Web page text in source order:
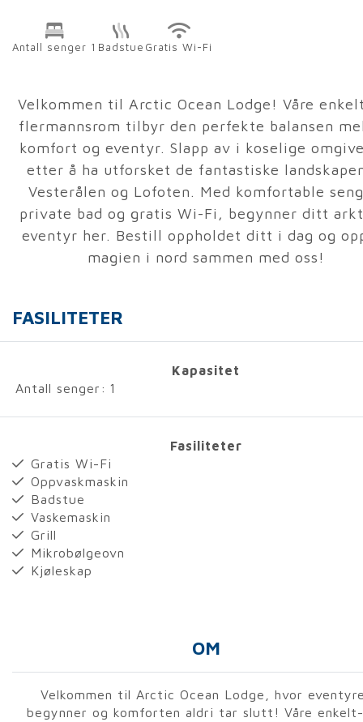
Antall senger 1 Badstue Gratis Wi-Fi
Velkommen til Arctic Ocean Lodge! Våre
flermannsrom tilbyr den perfekte balansen
komfort og eventyr. Slapp av i koselige
etter å ha utforsket de fantastiske
Vesterålen og Lofoten. Med komfortable
private bad og gratis Wi-Fi, begynner ditt
eventyr her. Bestill oppholdet ditt i dag og
magien i nord sammen med oss!
FASILITETER
Kapasitet
Antall senger: 1
Fasiliteter
Gratis Wi-Fi
Oppvaskmaskin
Badstue
Vaskemaskin
Grill
Mikrobølgeovn
Kjøleskap
OM
Velkommen til Arctic Ocean Lodge, hvor
begynner og komforten aldri tar slutt! Våre